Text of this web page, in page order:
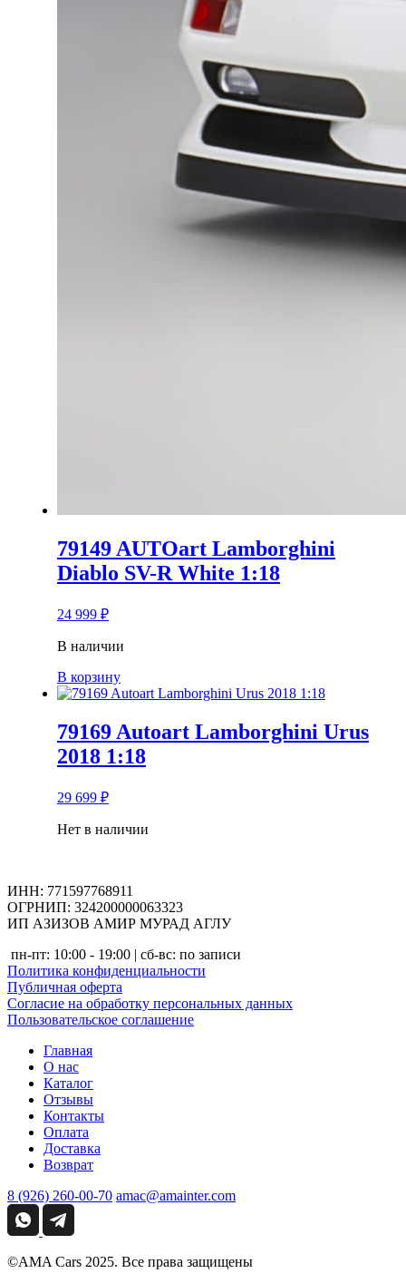
79149 AUTOart Lamborghini
Diablo SV-R White 1:18
24 999 ₽
В наличии
В корзину
79169 Autoart Lamborghini Urus
2018 1:18
29 699 ₽
Нет в наличии
ИНН: 771597768911
ОГРНИП: 324200000063323
ИП АЗИЗОВ АМИР МУРАД АГЛУ
пн-пт: 10:00 - 19:00 | сб-вс: по записи
Политика конфиденциальности
Публичная оферта
Согласие на обработку персональных данных
Пользовательское соглашение
Главная
О нас
Каталог
Отзывы
Контакты
Оплата
Доставка
Возврат
8 (926) 260-00-70 amac@amainter.com
©AMA Cars 2025. Все права защищены